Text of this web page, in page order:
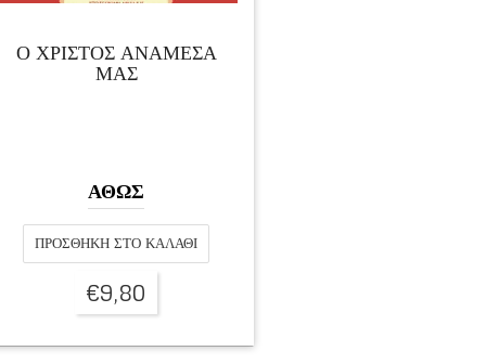
Ο ΧΡΙΣΤΟΣ ΑΝΑΜΕΣΑ
ΜΑΣ
ΑΘΩΣ
ΠΡΟΣΘΉΚΗ ΣΤΟ ΚΑΛΆΘΙ
€9,80